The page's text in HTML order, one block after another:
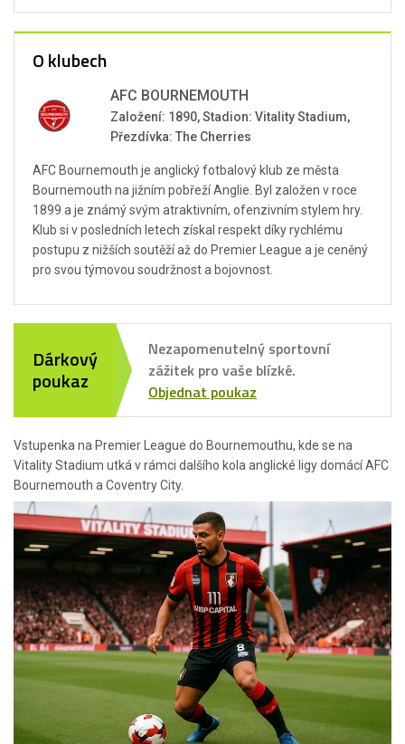
Vstupenka na Premier League do Bournemouthu, kde se na
Vitality Stadium utká v rámci dalšího kola anglické ligy domácí AFC
Bournemouth a Coventry City.
O klubech
AFC BOURNEMOUTH
Založení: 1890, Stadion: Vitality Stadium,
Přezdívka: The Cherries
AFC Bournemouth je anglický fotbalový klub ze města
Bournemouth na jižním pobřeží Anglie. Byl založen v roce
1899 a je známý svým atraktivním, ofenzivním stylem hry.
Klub si v posledních letech získal respekt díky rychlému
postupu z nižších soutěží až do Premier League a je ceněný
pro svou týmovou soudržnost a bojovnost.
Dárkový
poukaz
Nezapomenutelný sportovní
zážitek pro vaše blízké.
Objednat poukaz